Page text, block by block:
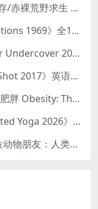
探索频道《赤裸与恐惧：独自生存/赤裸荒野求生 Naked and Afraid: Solo 2023》第一季全8集 英语中英双字 官方纯净版 高码1080P/MKV/45.4G
BBC纪录片《文明的轨迹 Civilisations 1969》全13集 英语中英双字 高清收藏版 1080P/MKV/64.1G 西方艺术史话
HULU纪录片《卧底妈妈 Mother Undercover 2023》全4集 英语中英双字 官方纯净版 1080P/MKV/7.6G 拯救孩子
Netflix纪录片《意外在场 Long Shot 2017》英语中字 720P/NKV/1.06GB 美国谋杀误判案件
BBC纪录片《肥胖症：尸检/解剖肥胖 Obesity: The Post Mortem 2016》英语中英双字 无水印纯净版 1080P/MKV/1.03G
AppleTV纪录片《变调瑜伽 Twisted Yoga 2026》全3集 英语中英双字 无水印纯净版 1080P/MKV/10G 瑜伽大师背后的真相
Boreales纪录片《人类的第一位动物朋友：人类和狗的神奇故事 Man’s First Friend 2018》英语中英双字 1080P/MP4/1.8G 狗的神奇故事